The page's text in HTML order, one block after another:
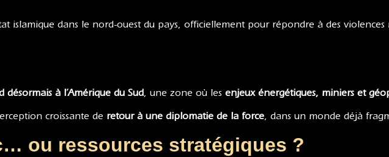
islamique dans le nord-ouest du pays, officiellement pour répondre à des violences
désormais à l’Amérique du Sud, une zone où les enjeux énergétiques, miniers et
croissante de retour à une diplomatie de la force, dans un monde déjà
ou ressources stratégiques ?